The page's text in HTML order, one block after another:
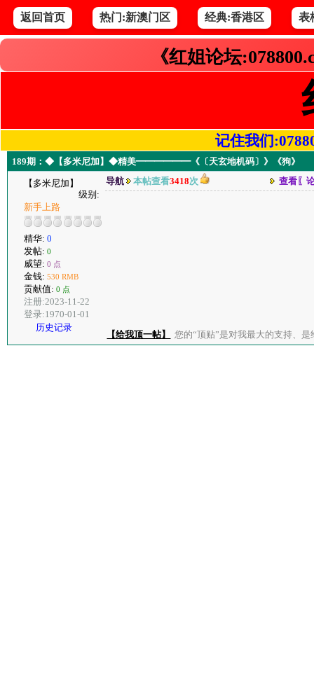
返回首页 热门:新澳门区 经典:香港区 表
《红姐论坛
记住我们
189期：◆【多米尼加】◆精美━━━━━━《〔天玄地机码〕》《狗》
【多米尼加】
级别:
新手上路
精华: 0
发帖: 0
威望: 0 点
金钱: 530 RMB
贡献值: 0 点
注册:2023-11-22
登录:1970-01-01
历史记录
导航 本帖查看3418次 查看〖
【给我顶一帖】 您的“顶贴”是对我最大的支持、